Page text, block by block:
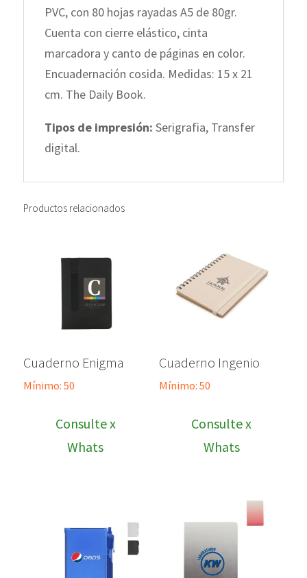
PVC, con 80 hojas rayadas A5 de 80gr.
Cuenta con cierre elástico, cinta
marcadora y canto de páginas en color.
Encuadernación cosida. Medidas: 15 x 21
cm. The Daily Book.
Tipos de impresión: Serigrafia, Transfer
digital.
Productos relacionados
Cuaderno Enigma
Mínimo: 50
Consulte x
Whats
Cuaderno Ingenio
Mínimo: 50
Consulte x
Whats